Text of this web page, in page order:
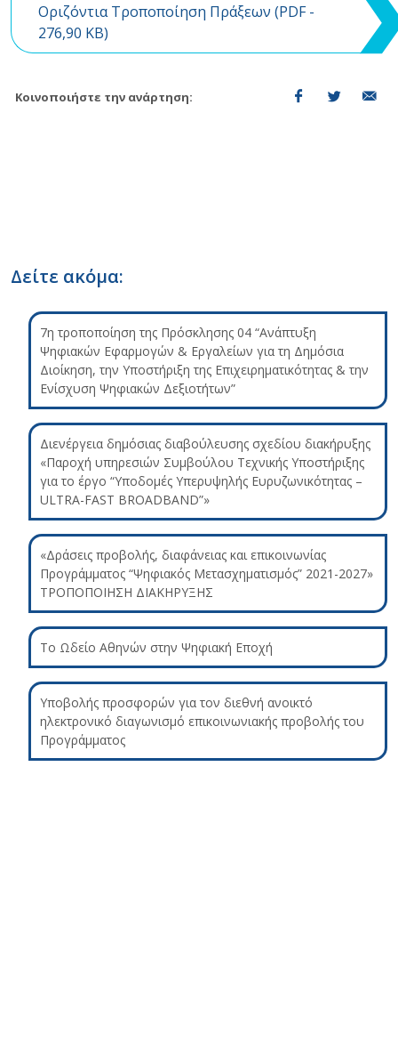
Οριζόντια Τροποποίηση Πράξεων (PDF-
276,90 KB)
Κοινοποιήστε την ανάρτηση:
Δείτε ακόμα:
7η τροποποίηση της Πρόσκλησης 04 “Ανάπτυξη
Ψηφιακών Εφαρμογών & Εργαλείων για τη Δημόσια
Διοίκηση, την Υποστήριξη της Επιχειρηματικότητας & την
Ενίσχυση Ψηφιακών Δεξιοτήτων”
Διενέργεια δημόσιας διαβούλευσης σχεδίου διακήρυξης
«Παροχή υπηρεσιών Συμβούλου Τεχνικής Υποστήριξης
για το έργο “Υποδομές Υπερυψηλής Ευρυζωνικότητας –
ULTRA-FAST BROADBAND”»
«Δράσεις προβολής, διαφάνειας και επικοινωνίας
Προγράμματος “Ψηφιακός Μετασχηματισμός” 2021-2027»
ΤΡΟΠΟΠΟΙΗΣΗ ΔΙΑΚΗΡΥΞΗΣ
Το Ωδείο Αθηνών στην Ψηφιακή Εποχή
Υποβολής προσφορών για τον διεθνή ανοικτό
ηλεκτρονικό διαγωνισμό επικοινωνιακής προβολής του
Προγράμματος